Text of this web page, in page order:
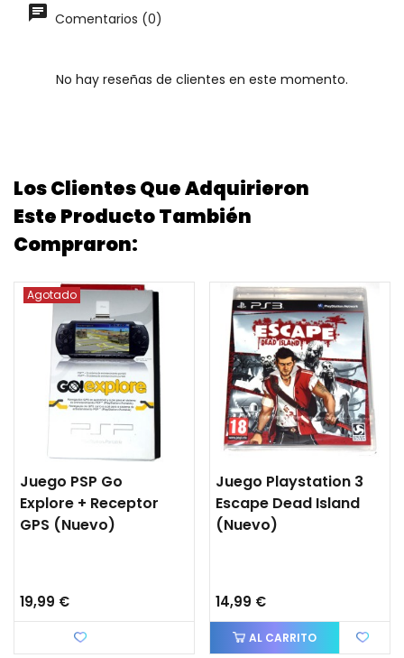
Comentarios (0)
No hay reseñas de clientes en este momento.
Los Clientes Que Adquirieron
Este Producto También
Compraron:
Agotado
Juego PSP Go
Explore + Receptor
GPS (nuevo)
19,99 €
Juego Playstation 3
Escape Dead Island
(nuevo)
14,99 €
AL CARRITO